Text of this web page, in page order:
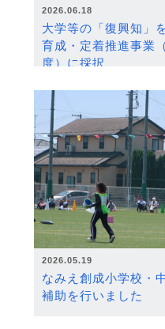
2026.06.18
大学等の「復興知」
育成・定着推進事業
度）に採択
2026.05.19
なみえ創成小学校・
補助を行いました